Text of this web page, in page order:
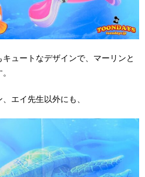
ュートなデザインで、マーリンと
エイ先生以外にも、